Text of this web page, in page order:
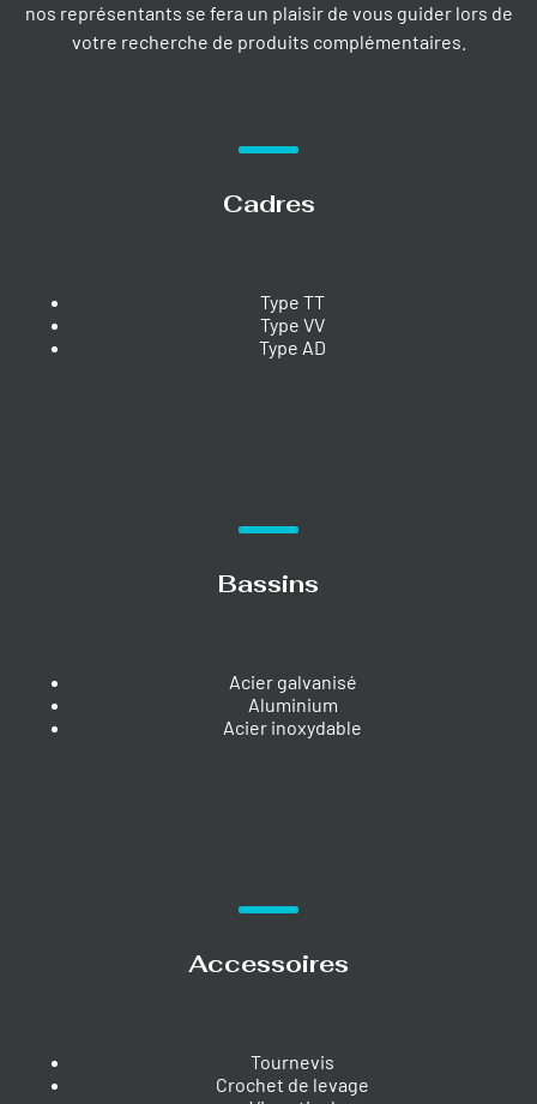
nos représentants se fera un plaisir de vous guider lors de
votre recherche de produits complémentaires.
Cadres
Type TT
Type VV
Type AD
Bassins
Acier galvanisé
Aluminium
Acier inoxydable
Accessoires
Tournevis
Crochet de levage